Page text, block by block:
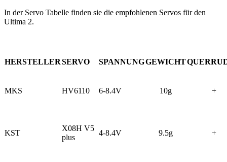
In der Servo Tabelle finden sie die empfohlenen Servos für den
Ultima 2.
HERSTELLERSERVO SPANNUNGGEWICHT
MKS HV6110 6-8.4V 10g +
KST
X08H V5
plus
4-8.4V 9.5g +